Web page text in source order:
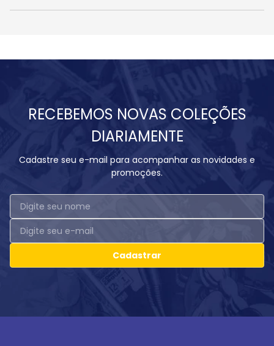
RECEBEMOS NOVAS COLEÇÕES
DIARIAMENTE
Cadastre seu e-mail para acompanhar as novidades e
promoções.
Cadastrar